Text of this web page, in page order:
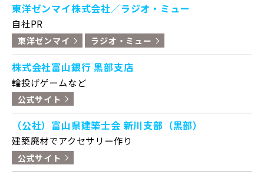
東洋ゼンマイ株式会社／ラジオ・ミュー
自社PR
東洋ゼンマイ ラジオ・ミュー
株式会社富山銀行 黒部支店
輪投げゲームなど
公式サイト
（公社）富山県建築士会 新川支部（黒部）
建築廃材でアクセサリー作り
公式サイト